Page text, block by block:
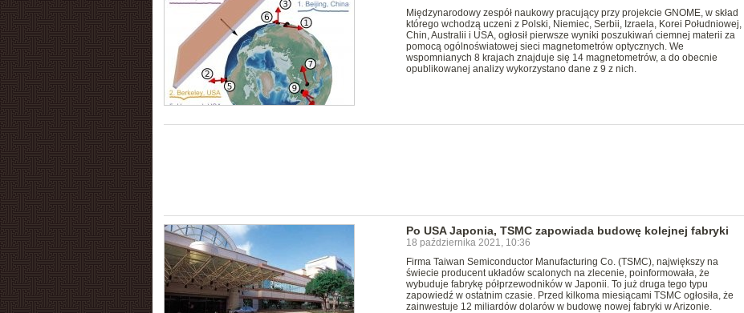
Międzynarodowy zespół naukowy pracujący przy projekcie GNOME, w skład
którego wchodzą uczeni z Polski, Niemiec, Serbii, Izraela, Korei Południowej,
Chin, Australii i USA, ogłosił pierwsze wyniki poszukiwań ciemnej materii za
pomocą ogólnoświatowej sieci magnetometrów optycznych. We
wspomnianych 8 krajach znajduje się 14 magnetometrów, a do obecnie
opublikowanej analizy wykorzystano dane z 9 z nich.
Po USA Japonia, TSMC zapowiada budowę kolejnej fabryki
18 października 2021, 10:36
Firma Taiwan Semiconductor Manufacturing Co. (TSMC), największy na
świecie producent układów scalonych na zlecenie, poinformowała, że
wybuduje fabrykę półprzewodników w Japonii. To już druga tego typu
zapowiedź w ostatnim czasie. Przed kilkoma miesiącami TSMC ogłosiła, że
zainwestuje 12 miliardów dolarów w budowę nowej fabryki w Arizonie.